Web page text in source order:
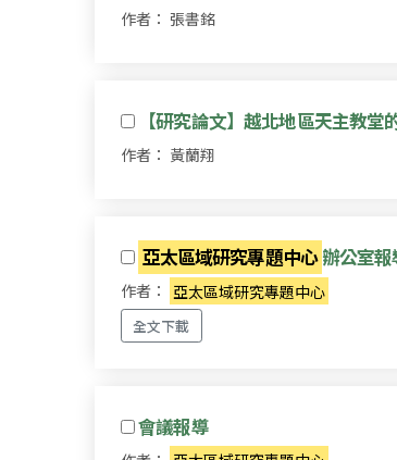
作者： 張書銘
【研究論文】越北地區天主教
作者： 黃蘭翔
亞太區域研究專題中心 辦公室報
作者： 亞太區域研究專題中心
全文下載
會議報導